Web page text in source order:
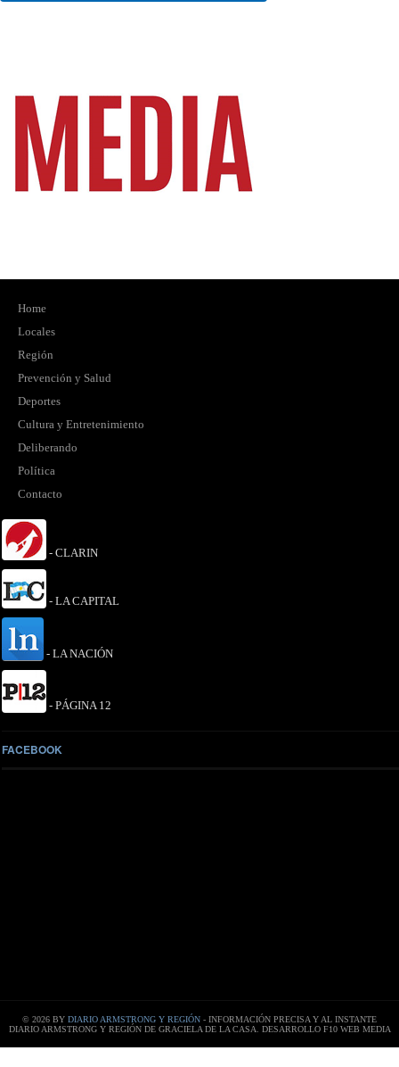
Home
Locales
Región
Prevención y Salud
Deportes
Cultura y Entretenimiento
Deliberando
Política
Contacto
- CLARIN
- LA CAPITAL
- LA NACIÓN
- PÁGINA 12
FACEBOOK
© 2026 BY DIARIO ARMSTRONG Y REGIÓN - INFORMACIÓN PRECISA Y AL INSTANTE
DIARIO ARMSTRONG Y REGIÓN DE GRACIELA DE LA CASA. DESARROLLO F10 WEB MEDIA